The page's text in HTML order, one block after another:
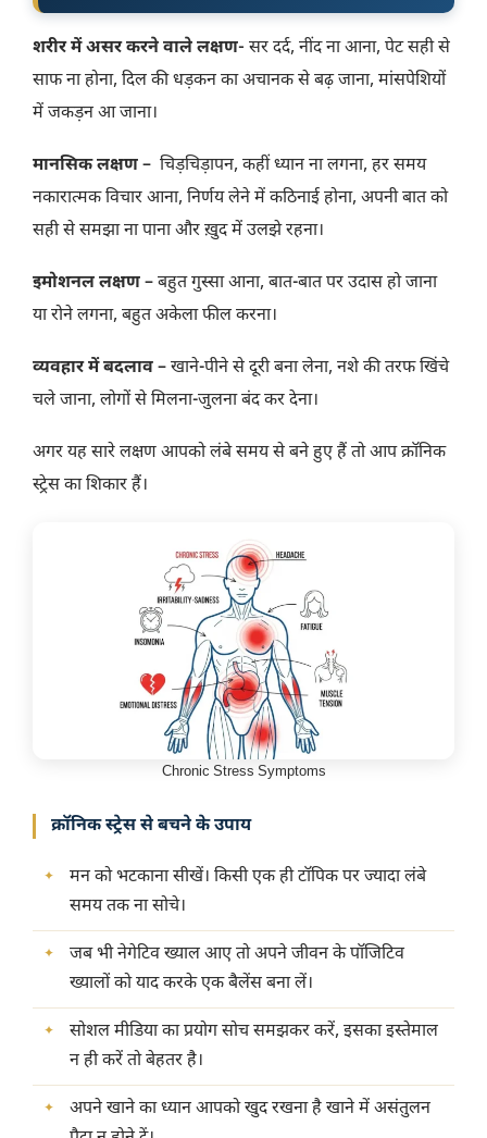
शरीर में असर करने वाले लक्षण- सर दर्द, नींद ना आना, पेट सही से
साफ ना होना, दिल की धड़कन का अचानक से बढ़ जाना, मांसपेशियों
में जकड़न आ जाना।
मानसिक लक्षण – चिड़चिड़ापन, कहीं ध्यान ना लगना, हर समय
नकारात्मक विचार आना, निर्णय लेने में कठिनाई होना, अपनी बात को
सही से समझा ना पाना और ख़ुद में उलझे रहना।
इमोशनल लक्षण –बहुत गुस्सा आना, बात-बात पर उदास हो जाना
या रोने लगना, बहुत अकेला फील करना।
व्यवहार में बदलाव –खाने-पीने से दूरी बना लेना, नशे की तरफ खिंचे
चले जाना, लोगों से मिलना-जुलना बंद कर देना।
अगर यह सारे लक्षण आपको लंबे समय से बने हुए हैं तो आप क्रॉनिक
स्ट्रेस का शिकार हैं।
Chronic Stress Symptoms
क्रॉनिक स्ट्रेस से बचने के उपाय
मन को भटकाना सीखें। किसी एक ही टॉपिक पर ज्यादा लंबे
समय तक ना सोचे।
जब भी नेगेटिव ख्याल आए तो अपने जीवन के पॉजिटिव
ख्यालों को याद करके एक बैलेंस बना लें।
सोशल मीडिया का प्रयोग सोच समझकर करें, इसका इस्तेमाल
न ही करें तो बेहतर है।
अपने खाने का ध्यान आपको खुद रखना है खाने में असंतुलन